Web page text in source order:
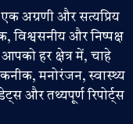
अग्रणी और सत्यप्रिय
विश्वसनीय और निष्पक्ष
हर क्षेत्र में, चाहे
मनोरंजन, स्वास्थ्य
और तथ्यपूर्ण रिपोर्ट्स